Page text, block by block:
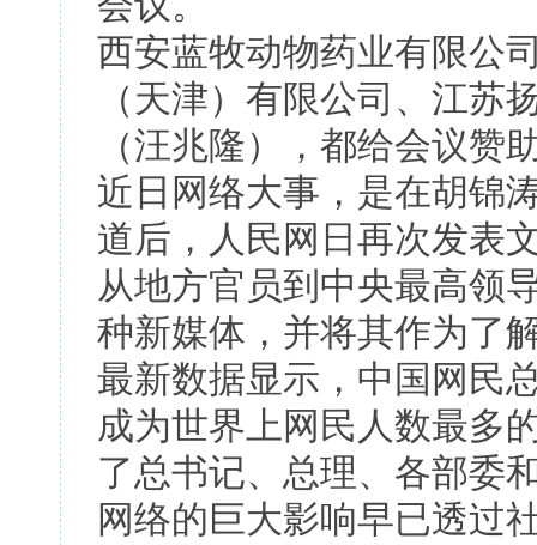
西安蓝牧动物药业有限公
（天津）有限公司、江苏
（汪兆隆），都给会议赞
近日网络大事，是在胡锦
道后，人民网日再次发表
从地方官员到中央最高领
种新媒体，并将其作为了
最新数据显示，中国网民
成为世界上网民人数最多
了总书记、总理、各部委
网络的巨大影响早已透过